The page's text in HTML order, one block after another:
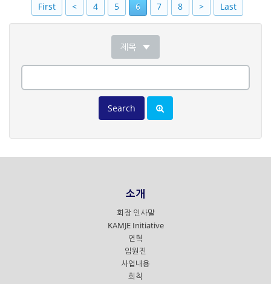
First < 4 5 6 7 8 > Last
제목
Search
소개
회장 인사말
KAMJE Initiative
연혁
임원진
사업내용
회칙